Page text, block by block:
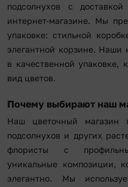
подсолнухов с
интернет-магазине. Мы
упаковке: стильной
элегантной корзине. Наши
в качественной упаковке,
вид цветов.
Почему выбирают наш
Наш цветочный магазин
подсолнухов и других
флористы с
уникальные композиции,
элегантно. Мы